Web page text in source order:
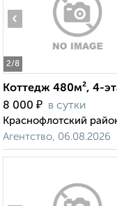
2/8
‹
Коттедж 480м², 4-
8 000 ₽ в сутки
Краснофлотский
Агентство, 06.08.2026